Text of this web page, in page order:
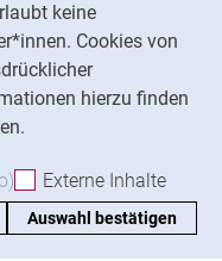
keine
Cookies von
hierzu finden
akzeptieren
Analyse-Cookies
Externe Inhalte
Auswahl bestätigen
Disput zwischen
Theologie
Theologie